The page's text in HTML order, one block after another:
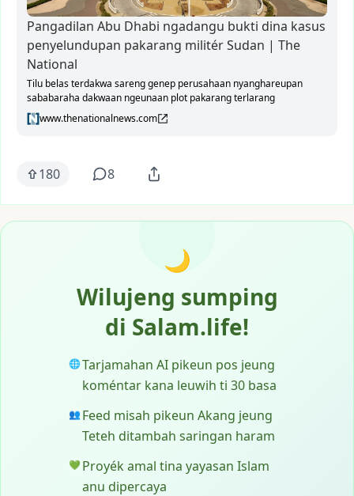
Pangadilan Abu Dhabi ngadangu bukti dina kasus
penyelundupan pakarang militér Sudan | The
National
Tilu belas terdakwa sareng genep perusahaan nyanghareupan
sababaraha dakwaan ngeunaan plot pakarang terlarang
www.thenationalnews.com
180 8
🌙
Wilujeng sumping
di Salam.life!
🌐Tarjamahan AI pikeun pos jeung
koméntar kana leuwih ti 30 basa
👥 Feed misah pikeun Akang jeung
Teteh ditambah saringan haram
💚 Proyék amal tina yayasan Islam
anu dipercaya